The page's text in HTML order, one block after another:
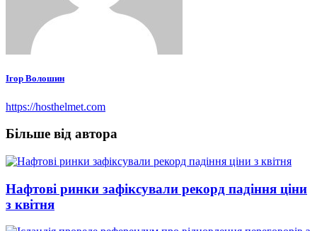
Ігор Волошин
https://hosthelmet.com
Більше від автора
Нафтові ринки зафіксували рекорд падіння ціни
з квітня